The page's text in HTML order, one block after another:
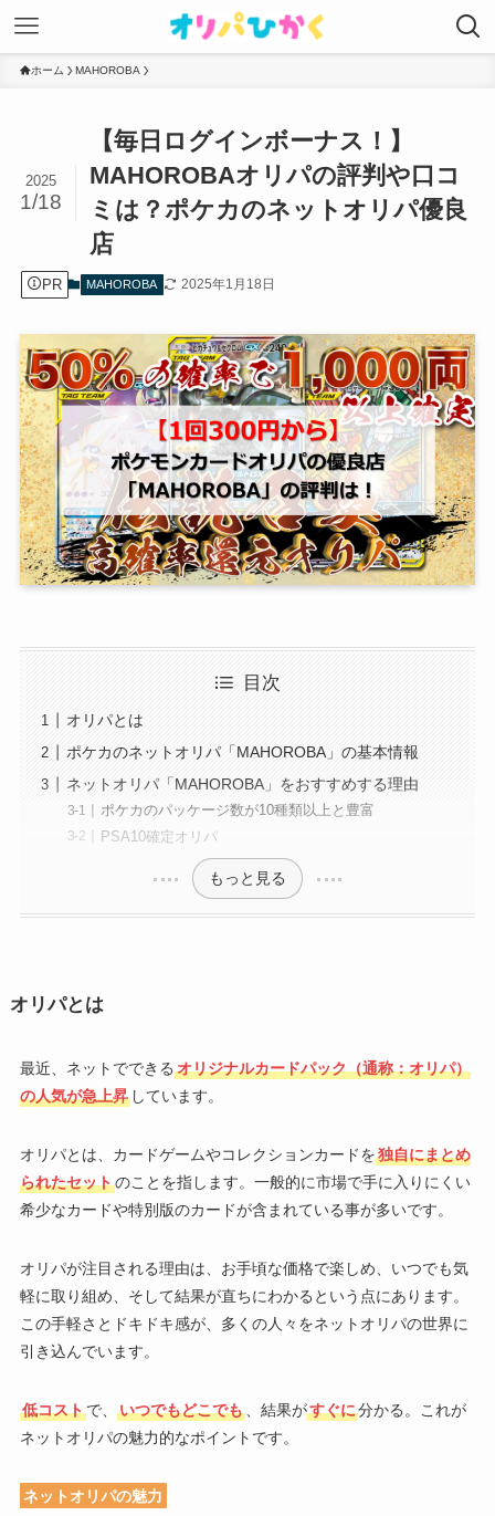
ホーム MAHOROBA
【毎日ログインボーナス！】
MAHOROBAオリパの評判や口コ
ミは？ポケカのネットオリパ優良
店
2025
1/18
PR MAHOROBA 2025年1月18日
目次
オリパとは
ポケカのネットオリパ「MAHOROBA」の基本情報
ネットオリパ「MAHOROBA」をおすすめする理由
ポケカのパッケージ数が10種類以上と豊富
PSA10確定オリパ
もっと見る
オリパとは
最近、ネットでできる オリジナルカードパック（通称：オリパ）
の人気が急上昇しています。
オリパとは、カードゲームやコレクションカードを独自にまとめ
られたセットのことを指します。一般的に市場で手に入りにくい
希少なカードや特別版のカードが含まれている事が多いです。
オリパが注目される理由は、お手頃な価格で楽しめ、いつでも気
軽に取り組め、そして結果が直ちにわかるという点にあります。
この手軽さとドキドキ感が、多くの人々をネットオリパの世界に
引き込んでいます。
低コストで、 いつでもどこでも、結果がすぐに分かる。これが
ネットオリパの魅力的なポイントです。
ネットオリパの魅力